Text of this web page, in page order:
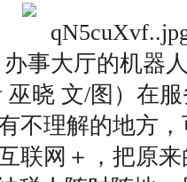
办事大厅的机器
巫晓 文/图）在
不理解的地方
联网＋，把原